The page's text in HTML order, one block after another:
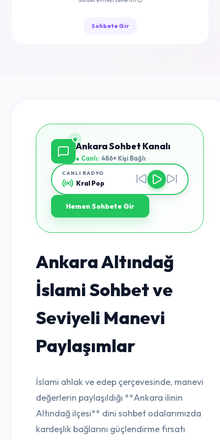
Sohbete Gir
Ankara Sohbet Kanalı
● Canlı: 486+ Kişi Bağlı
CANLI RADYO
Kral Pop
Hemen Sohbete Gir
Ankara Altındağ
İslami Sohbet ve
Seviyeli Manevi
Paylaşımlar
İslami ahlak ve edep çerçevesinde, manevi
değerlerin paylaşıldığı **Ankara ilinin
Altındağ ilçesi** dini sohbet odalarımızda
kardeşlik bağlarını güçlendirme fırsatı